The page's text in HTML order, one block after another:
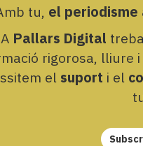
tu, el periodisme
A Pallars Digital
rigorosa, lliure
el suport i el